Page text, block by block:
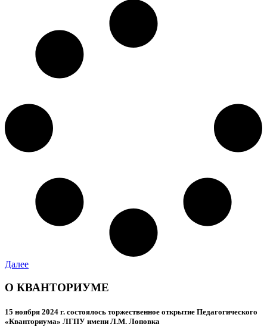
Далее
О КВАНТОРИУМЕ
15 ноября 2024 г. состоялось торжественное открытие Педагогического
«Кванториума» ЛГПУ имени Л.М. Лоповка